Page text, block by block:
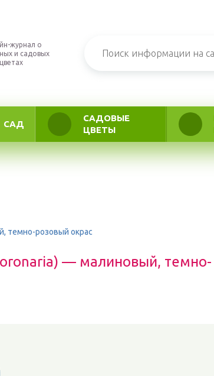
журнал о
и садовых
цветах
САД
САДОВЫЕ
ЦВЕТЫ
темно-розовый окрас
— малиновый, темно-